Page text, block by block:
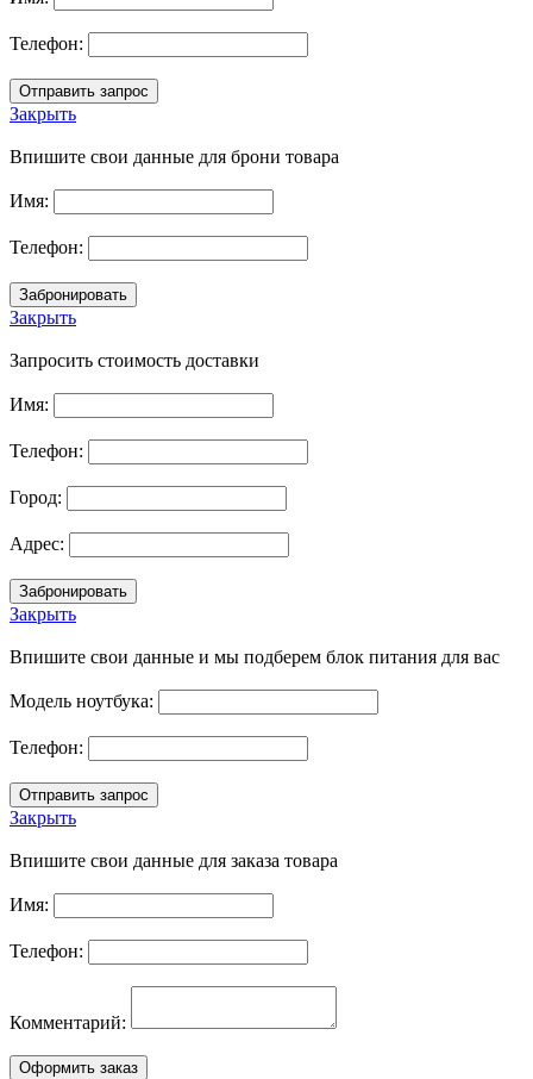
Телефон:
Закрыть
Впишите свои данные для брони товара
Имя:
Телефон:
Закрыть
Запросить стоимость доставки
Имя:
Телефон:
Город:
Адрес:
Закрыть
Впишите свои данные и мы подберем блок питания для вас
Модель ноутбука:
Телефон:
Закрыть
Впишите свои данные для заказа товара
Имя:
Телефон:
Комментарий: